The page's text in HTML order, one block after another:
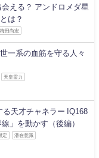
える？ アンドロメダ星
は？
梅田尚宏
一系の血筋を守る人々
天皇霊力
る天才チャネラー IQ168
」を動かす（後編）
定 潜在意識